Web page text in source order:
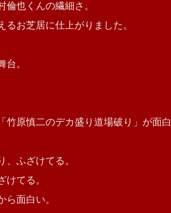
倫也くんの繊細さ。
お芝居に仕上がりました。
台。
竹原慎二のデカ盛り道場破り」が面白
ふざけてる。
てる。
面白い。